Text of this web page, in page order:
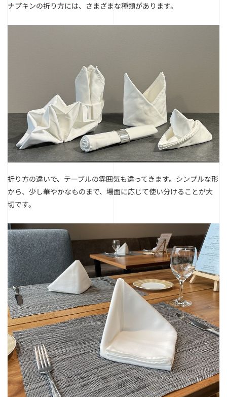
ナプキンの折り方には、さまざまな種類があります。
折り方の違いで、テーブルの雰囲気も違ってきます。 シンプルな形
から、少し華やかなものまで、場面に応じて使い分けることが大
切です。